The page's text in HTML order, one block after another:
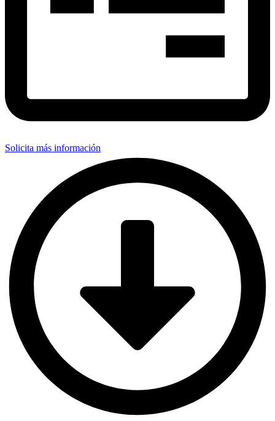
Solicita más información